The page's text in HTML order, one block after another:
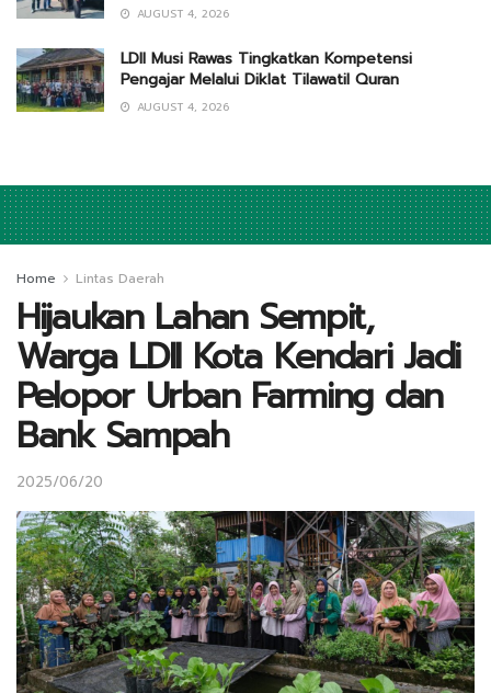
AUGUST 4, 2026
LDII Musi Rawas Tingkatkan Kompetensi
Pengajar Melalui Diklat Tilawatil Quran
AUGUST 4, 2026
Home Lintas Daerah
Hijaukan Lahan Sempit,
Warga LDII Kota Kendari Jadi
Pelopor Urban Farming dan
Bank Sampah
2025/06/20